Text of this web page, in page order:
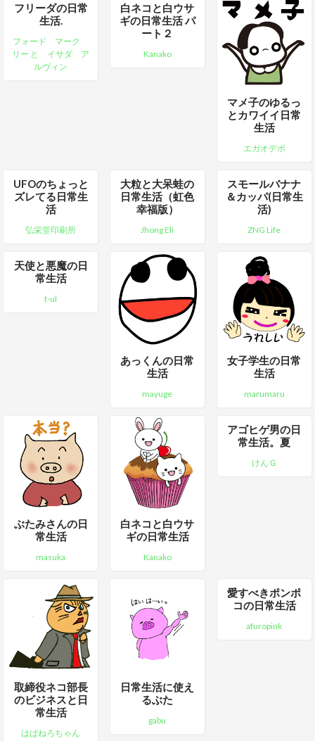
フリーダの日常
生活.
フォード マーク
リー と イサダ ア
ルヴィン
白ネコと白ウサ
ギの日常生活 パ
ート２
Kanako
マメ子のゆるっ
とカワイイ日常
生活
エガオデポ
UFOのちょっと
ズレてる日常生
活
弘栄堂印刷所
大粒と大呆蛙の
日常生活（虹色
幸福版）
Jhong Eli
スモールバナナ
＆カッパ(日常生
活)
ZNG Life
天使と悪魔の日
常生活
t-ul
あっくんの日常
生活
mayuge
女子学生の日常
生活
marumaru
ぶたみさんの日
常生活
masuka
白ネコと白ウサ
ギの日常生活
Kanako
アゴヒゲ男の日
常生活。夏
けんＧ
取締役ネコ部長
のビジネスと日
常生活
はばねろちゃん
日常生活に使え
るぶた
gabu
愛すべきポンポ
コの日常生活
afuropink